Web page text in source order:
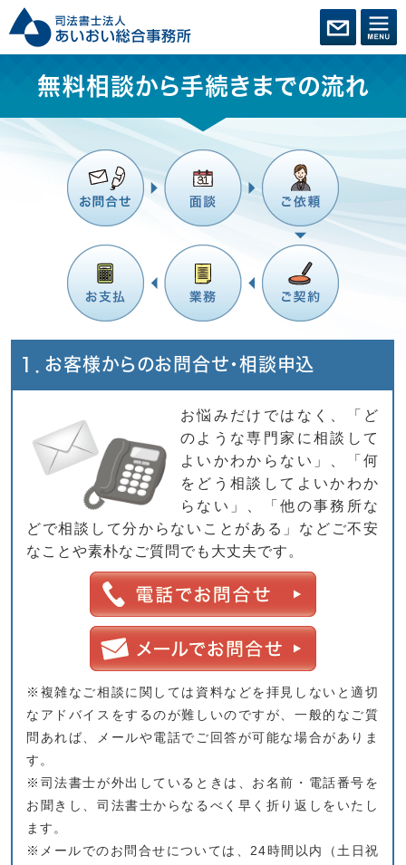
無料相談から手続きまでの流れ
１．お客様からのお問合せ・相談申込
お悩みだけではなく、「ど
のような専門家に相談して
よいかわからない」、「何
をどう相談してよいかわか
らない」、「他の事務所な
どで相談して分からないことがある」などご不安
なことや素朴なご質問でも大丈夫です。
※複雑なご相談に関しては資料などを拝見しないと適切
なアドバイスをするのが難しいのですが、一般的なご質
問あれば、メールや電話でご回答が可能な場合がありま
す。
※司法書士が外出しているときは、お名前・電話番号を
お聞きし、司法書士からなるべく早く折り返しをいたし
ます。
※メールでのお問合せについては、24時間以内（土日祝